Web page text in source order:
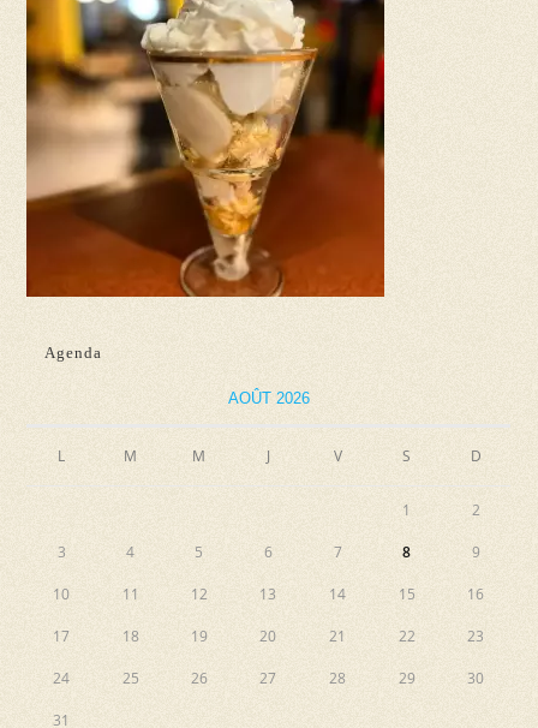
Agenda
AOÛT 2026
L M M J V S D
1 2
3 4 5 6 7 8 9
10 11 12 13 14 15 16
17 18 19 20 21 22 23
24 25 26 27 28 29 30
31